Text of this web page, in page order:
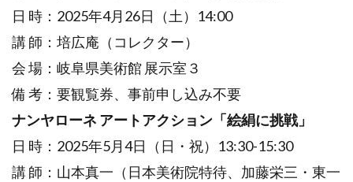
日 時：2025年4月26日（土）14:00
講 師：培広庵（コレクター）
会 場：岐阜県美術館 展示室３
備 考：要観覧券、事前申し込み不要
ナンヤローネ アートアクション「絵絹に挑戦」
日 時：2025年5月4日（日・祝）13:30-15:30
講 師：山本真一（日本美術院特待、加藤栄三・東一